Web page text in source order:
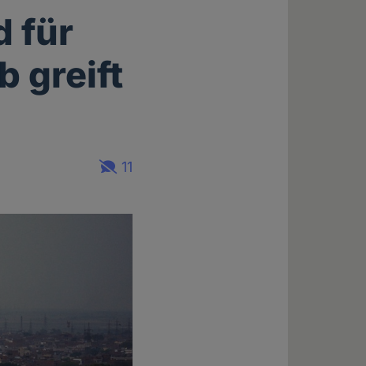
für
greift
11